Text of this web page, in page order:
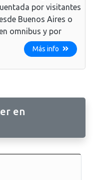
por visitantes
Buenos Aires o
omnibus y por
Más info
en